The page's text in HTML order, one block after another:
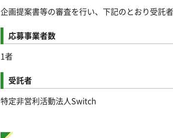
企画提案書等の審査を行い、下記のとおり受託
応募事業者数
1者
受託者
特定非営利活動法人Switch